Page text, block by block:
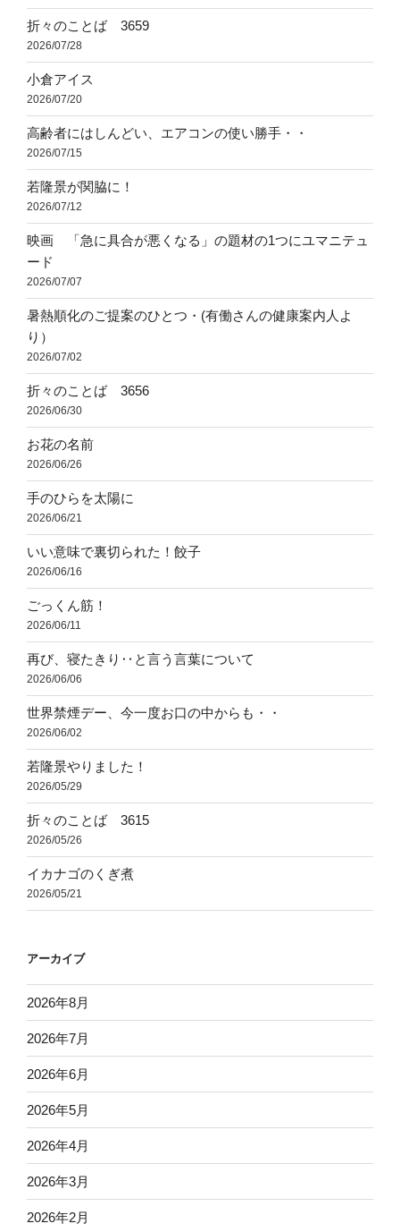
折々のことば 3659
2026/07/28
小倉アイス
2026/07/20
高齢者にはしんどい、エアコンの使い勝手・・
2026/07/15
若隆景が関脇に！
2026/07/12
映画 「急に具合が悪くなる」の題材の1つにユマニテュ
ード
2026/07/07
暑熱順化のご提案のひとつ・(有働さんの健康案内人よ
り）
2026/07/02
折々のことば 3656
2026/06/30
お花の名前
2026/06/26
手のひらを太陽に
2026/06/21
いい意味で裏切られた！餃子
2026/06/16
ごっくん筋！
2026/06/11
再び、寝たきり‥と言う言葉について
2026/06/06
世界禁煙デー、今一度お口の中からも・・
2026/06/02
若隆景やりました！
2026/05/29
折々のことば 3615
2026/05/26
イカナゴのくぎ煮
2026/05/21
アーカイブ
2026年8月
2026年7月
2026年6月
2026年5月
2026年4月
2026年3月
2026年2月